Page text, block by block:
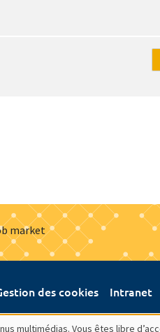
market
des cookies Intranet
multimédias. Vous êtes libre